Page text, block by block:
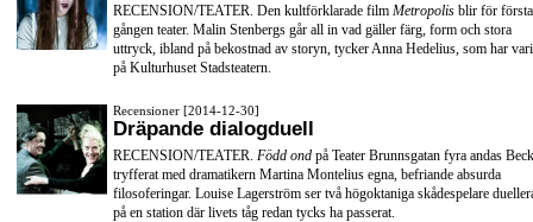
RECENSION/TEATER. Den kultförklarade film Metropolis blir för första
gången teater. Malin Stenbergs går all in vad gäller färg, form och stora
uttryck, ibland på bekostnad av storyn, tycker Anna Hedelius, som har
på Kulturhuset Stadsteatern.
Recensioner [2014-12-30]
Dräpande dialogduell
RECENSION/TEATER. Född ond på Teater Brunnsgatan fyra andas
tryfferat med dramatikern Martina Montelius egna, befriande absurda
filosoferingar. Louise Lagerström ser två högoktaniga skådespelare
på en station där livets tåg redan tycks ha passerat.